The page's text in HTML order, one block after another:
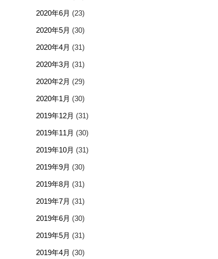
2020年6月 (23)
2020年5月 (30)
2020年4月 (31)
2020年3月 (31)
2020年2月 (29)
2020年1月 (30)
2019年12月 (31)
2019年11月 (30)
2019年10月 (31)
2019年9月 (30)
2019年8月 (31)
2019年7月 (31)
2019年6月 (30)
2019年5月 (31)
2019年4月 (30)